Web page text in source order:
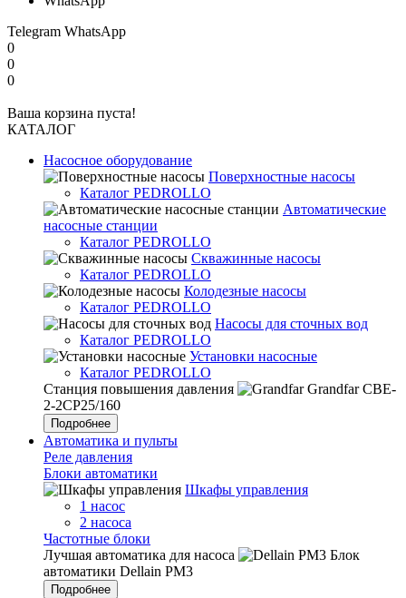
Telegram WhatsApp
0
0
0
Ваша корзина пуста!
КАТАЛОГ
Насосное оборудование
Поверхностные насосы
Каталог PEDROLLO
Автоматические
насосные станции
Каталог PEDROLLO
Скважинные насосы
Каталог PEDROLLO
Колодезные насосы
Каталог PEDROLLO
Насосы для сточных вод
Каталог PEDROLLO
Установки насосные
Каталог PEDROLLO
Станция повышения давления
Grandfar CBE-
2-2CP25/160
Подробнее
Автоматика и пульты
Реле давления
Блоки автоматики
Шкафы управления
1 насос
2 насоса
Частотные блоки
Лучшая автоматика для насоса
Блок
автоматики Dellain PM3
Подробнее